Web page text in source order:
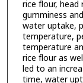
rice flour, head
gumminess
water uptake,
temperature,
temperature
rice flour as
led to an
time, water